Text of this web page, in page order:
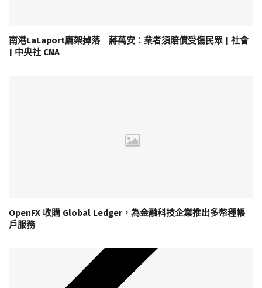
南港LaLaport鷹架掉落 蔣萬安：業者須賠償受傷民眾 | 社會
| 中央社 CNA
OpenFX 收購 Global Ledger，為金融科技企業推出多幣種帳
戶服務